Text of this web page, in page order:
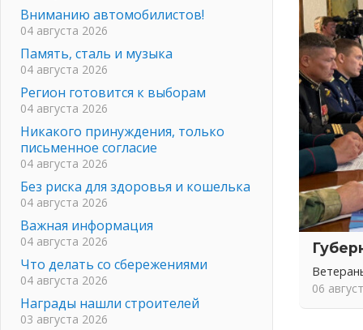
06
Вниманию автомобилистов!
04 августа 2026
Память, сталь и музыка
04 августа 2026
Регион готовится к выборам
04 августа 2026
Никакого принуждения, только
письменное согласие
04 августа 2026
Без риска для здоровья и кошелька
04 августа 2026
Важная информация
04 августа 2026
Что делать со сбережениями
04 августа 2026
Награды нашли строителей
03 августа 2026